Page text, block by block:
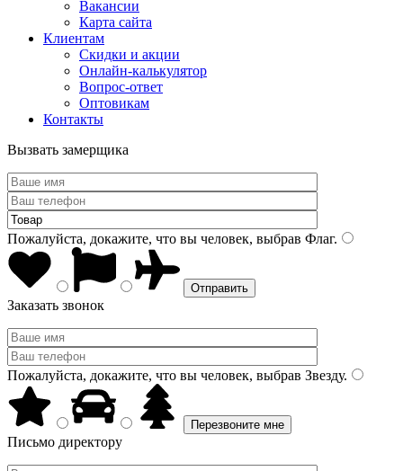
Вакансии
Карта сайта
Клиентам
Скидки и акции
Онлайн-калькулятор
Вопрос-ответ
Оптовикам
Контакты
Вызвать замерщика
Пожалуйста, докажите, что вы человек, выбрав Флаг.
Заказать звонок
Пожалуйста, докажите, что вы человек, выбрав Звезду.
Письмо директору